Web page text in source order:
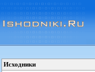
Исходники